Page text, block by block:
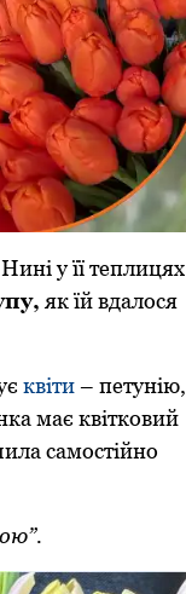
у її теплицях
як їй вдалося
квіти– петунію,
має квітковий
самостійно